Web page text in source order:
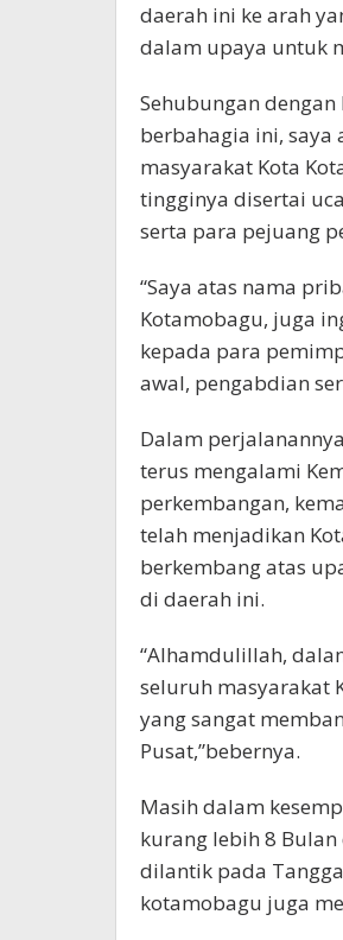
daerah ini ke arah
dalam upaya untuk
Sehubungan
berbahagia ini, saya
masyarakat Kota
tingginya disertai
serta para pejuang
“Saya atas nama
Kotamobagu, juga
kepada para
awal, pengabdian
Dalam
terus mengalami
perkembangan,
telah menjadikan
berkembang atas
di daerah ini.
“Alhamdulillah,
seluruh masyarakat
yang sangat
Pusat,”bebernya.
Masih dalam
kurang lebih 8
dilantik pada
kotamobagu juga